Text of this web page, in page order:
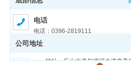
电话
电话：0396-2819111
邮箱
邮箱：zmdgongjiao@sina.com
公司地址
地址：乐山大道与洪河大道交叉